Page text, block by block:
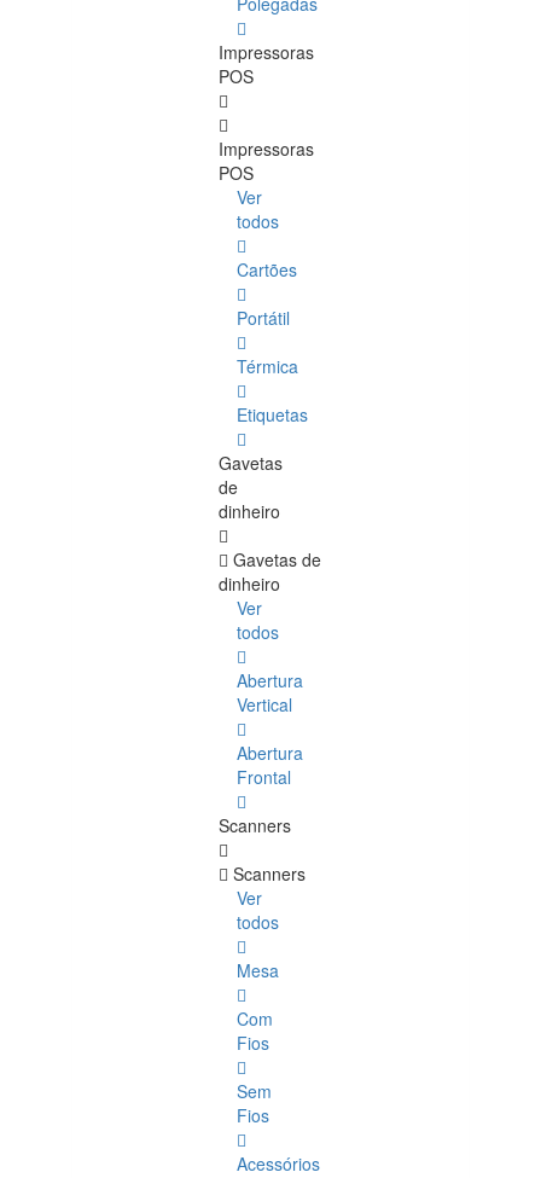
Impressoras
POS
Impressoras
POS
Ver
todos
Cartões
Portátil
Térmica
Etiquetas
Gavetas
de
dinheiro
Gavetas de
dinheiro
Ver
todos
Abertura
Vertical
Abertura
Frontal
Scanners
Scanners
Ver
todos
Mesa
Com
Fios
Sem
Fios
Acessórios